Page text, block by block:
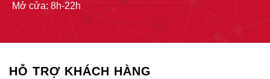
Mở cửa: 8h-22h
HỖ TRỢ KHÁCH HÀNG